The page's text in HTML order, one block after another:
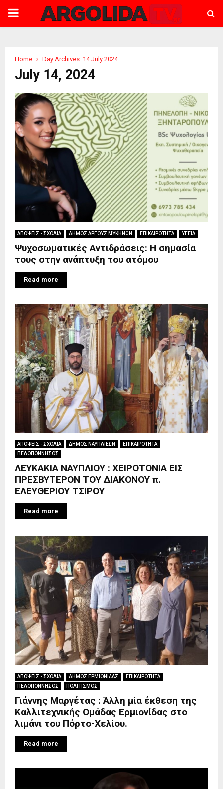
PRIMARY
Home Day Archives: 14 July 2024
July 14, 2024
ΑΠΟΨΕΙΣ - ΣΧΟΛΙΑ ΔΗΜΟΣ ΑΡΓΟΥΣ ΜΥΚΗΝΩΝ ΕΠΙΚΑΙΡΟΤΗΤΑ ΥΓΕΙΑ
Ψυχοσωματικές Αντιδράσεις: H σημασία
τους στην ανάπτυξη του ατόμου
Read more
ΑΠΟΨΕΙΣ - ΣΧΟΛΙΑ ΔΗΜΟΣ ΝΑΥΠΛΙΕΩΝ
ΕΠΙΚΑΙΡΟΤΗΤΑ
ΠΕΛΟΠΟΝΝΗΣΟΣ
ΛΕΥΚΑΚΙΑ ΝΑΥΠΛΙΟΥ : ΧΕΙΡΟΤΟΝΙΑ ΕΙΣ
ΠΡΕΣΒΥΤΕΡΟΝ ΤΟΥ ΔΙΑΚΟΝΟΥ π.
ΕΛΕΥΘΕΡΙΟΥ ΤΣΙΡΟΥ
Read more
ΑΠΟΨΕΙΣ - ΣΧΟΛΙΑ ΔΗΜΟΣ ΕΡΜΙΟΝΙΔΑΣ
ΕΠΙΚΑΙΡΟΤΗΤΑ
ΠΕΛΟΠΟΝΝΗΣΟΣ
ΠΟΛΙΤΙΣΜΟΣ
Γιάννης Μαργέτας : Άλλη μία έκθεση της
Καλλιτεχνικής Ομάδας Ερμιονίδας στο
λιμάνι του Πόρτο-Χελίου.
Read more